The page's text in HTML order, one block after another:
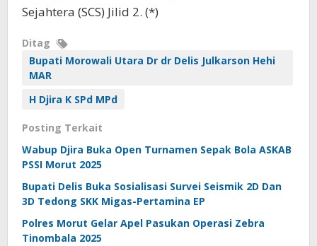
Sejahtera (SCS) Jilid 2. (*)
Ditag
Bupati Morowali Utara Dr dr Delis Julkarson Hehi
MAR
H Djira K SPd MPd
Posting Terkait
Wabup Djira Buka Open Turnamen Sepak Bola ASKAB
PSSI Morut 2025
Bupati Delis Buka Sosialisasi Survei Seismik 2D Dan
3D Tedong SKK Migas-Pertamina EP
Polres Morut Gelar Apel Pasukan Operasi Zebra
Tinombala 2025